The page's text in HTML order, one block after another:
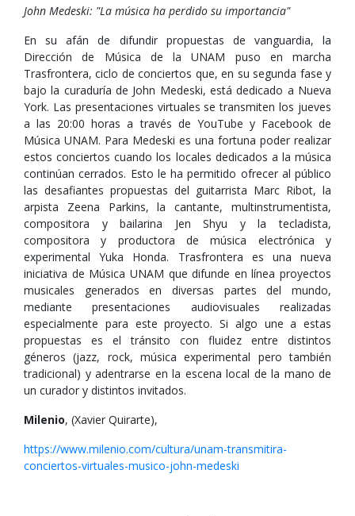
John Medeski: "La música ha perdido su importancia"
En su afán de difundir propuestas de vanguardia, la
Dirección de Música de la UNAM puso en marcha
Trasfrontera, ciclo de conciertos que, en su segunda fase y
bajo la curaduría de John Medeski, está dedicado a Nueva
York. Las presentaciones virtuales se transmiten los jueves
a las 20:00 horas a través de YouTube y Facebook de
Música UNAM. Para Medeski es una fortuna poder realizar
estos conciertos cuando los locales dedicados a la música
continúan cerrados. Esto le ha permitido ofrecer al público
las desafiantes propuestas del guitarrista Marc Ribot, la
arpista Zeena Parkins, la cantante, multinstrumentista,
compositora y bailarina Jen Shyu y la tecladista,
compositora y productora de música electrónica y
experimental Yuka Honda. Trasfrontera es una nueva
iniciativa de Música UNAM que difunde en línea proyectos
musicales generados en diversas partes del mundo,
mediante presentaciones audiovisuales realizadas
especialmente para este proyecto. Si algo une a estas
propuestas es el tránsito con fluidez entre distintos
géneros (jazz, rock, música experimental pero también
tradicional) y adentrarse en la escena local de la mano de
un curador y distintos invitados.
Milenio, (Xavier Quirarte),
https://www.milenio.com/cultura/unam-transmitira-
conciertos-virtuales-musico-john-medeski